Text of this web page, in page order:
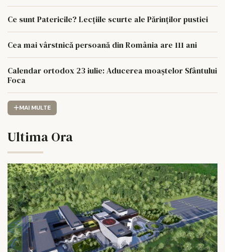
Ce sunt Patericile? Lecțiile scurte ale Părinților pustiei
Cea mai vârstnică persoană din România are 111 ani
Calendar ortodox 23 iulie: Aducerea moaștelor Sfântului
Foca
MAI MULTE
Ultima Ora